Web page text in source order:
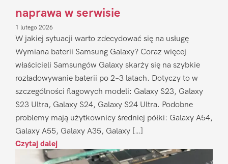
naprawa w serwisie
1 lutego 2026
W jakiej sytuacji warto zdecydować się na usługę
Wymiana baterii Samsung Galaxy? Coraz więcej
właścicieli Samsungów Galaxy skarży się na szybkie
rozładowywanie baterii po 2–3 latach. Dotyczy to w
szczególności flagowych modeli: Galaxy S23, Galaxy
S23 Ultra, Galaxy S24, Galaxy S24 Ultra. Podobne
problemy mają użytkownicy średniej półki: Galaxy A54,
Galaxy A55, Galaxy A35, Galaxy […]
Czytaj dalej